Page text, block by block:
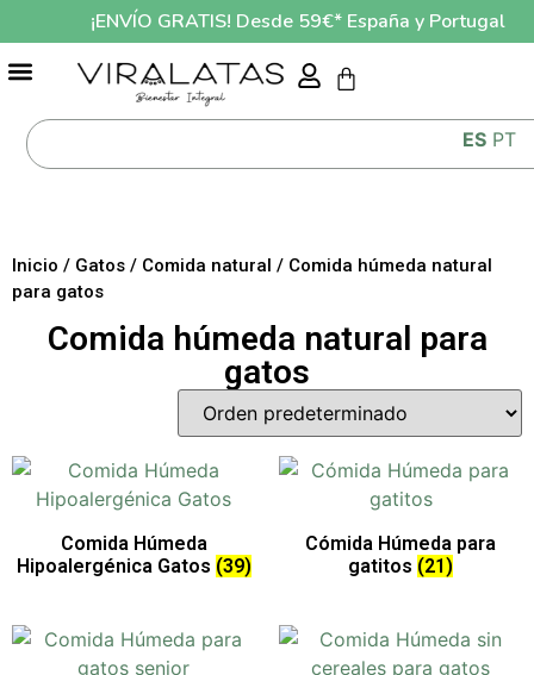
¡ENVÍO GRATIS! Desde 59€* España y Portugal
ES PT
Inicio / Gatos / Comida natural / Comida húmeda natural
para gatos
Comida húmeda natural para
gatos
Comida Húmeda
Hipoalergénica Gatos (39)
Cómida Húmeda para
gatitos (21)